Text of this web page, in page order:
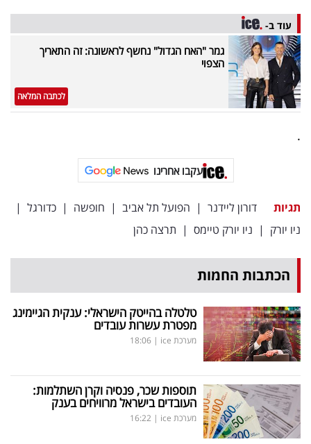
עוד ב-
גמר "האח הגדול" נחשף לראשונה: זה התאריך
הצפוי
לכתבה המלאה
.
עקבו אחרינו
תגיות דורון ליידנר | הפועל תל אביב | חופשה | כדורגל |
ניו יורק | ניו יורק טיימס | תרצה כהן
הכתבות החמות
טלטלה בהייטק הישראלי: ענקית הגיימינג
מפטרת עשרות עובדים
מערכת ice |
18:06
תוספות שכר, פנסיה וקרן השתלמות:
העובדים בישראל מרוויחים בענק
מערכת ice |
16:22